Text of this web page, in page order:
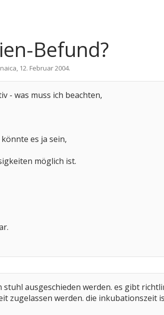
Befund?
, 12. Februar 2004.
- was muss ich beachten,
es ja sein,
möglich ist.
ausgeschieden werden. es gibt
zugelassen werden. die inkubationszeit